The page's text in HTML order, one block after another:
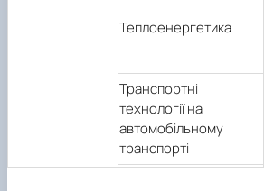
Теплоенергетика
Транспортні
технології на
автомобільному
транспорті